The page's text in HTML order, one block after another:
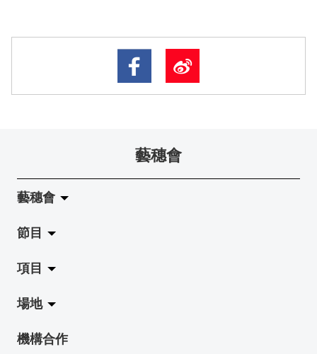
藝穗會
藝穗會
關於藝穗會
藝穗會的演化
使命與宗旨
藝穗會架構
節目
拉闊
展覽
演出
項目
Jazz-Go-Central, Jazz-Go-Fringe
LPL
場地
陳麗玲畫廊
機構合作